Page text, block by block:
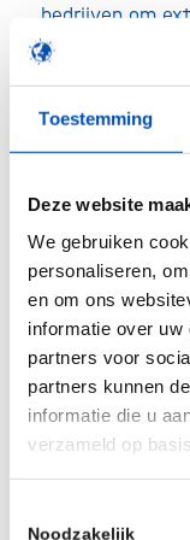
Toestemming
Deze website
We gebruiken
personaliseren,
en om ons
informatie over
partners voor
partners kunnen
informatie die u
verzameld op
Noodzakelijk
bedrijven om
Ook over
kennispositie
recht op IP
scoort deze
De
balans met
daarbij
ongeacht